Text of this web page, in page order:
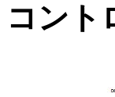
コント